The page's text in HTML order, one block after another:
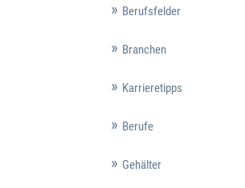
Berufsfelder
Branchen
Karrieretipps
Berufe
Gehälter